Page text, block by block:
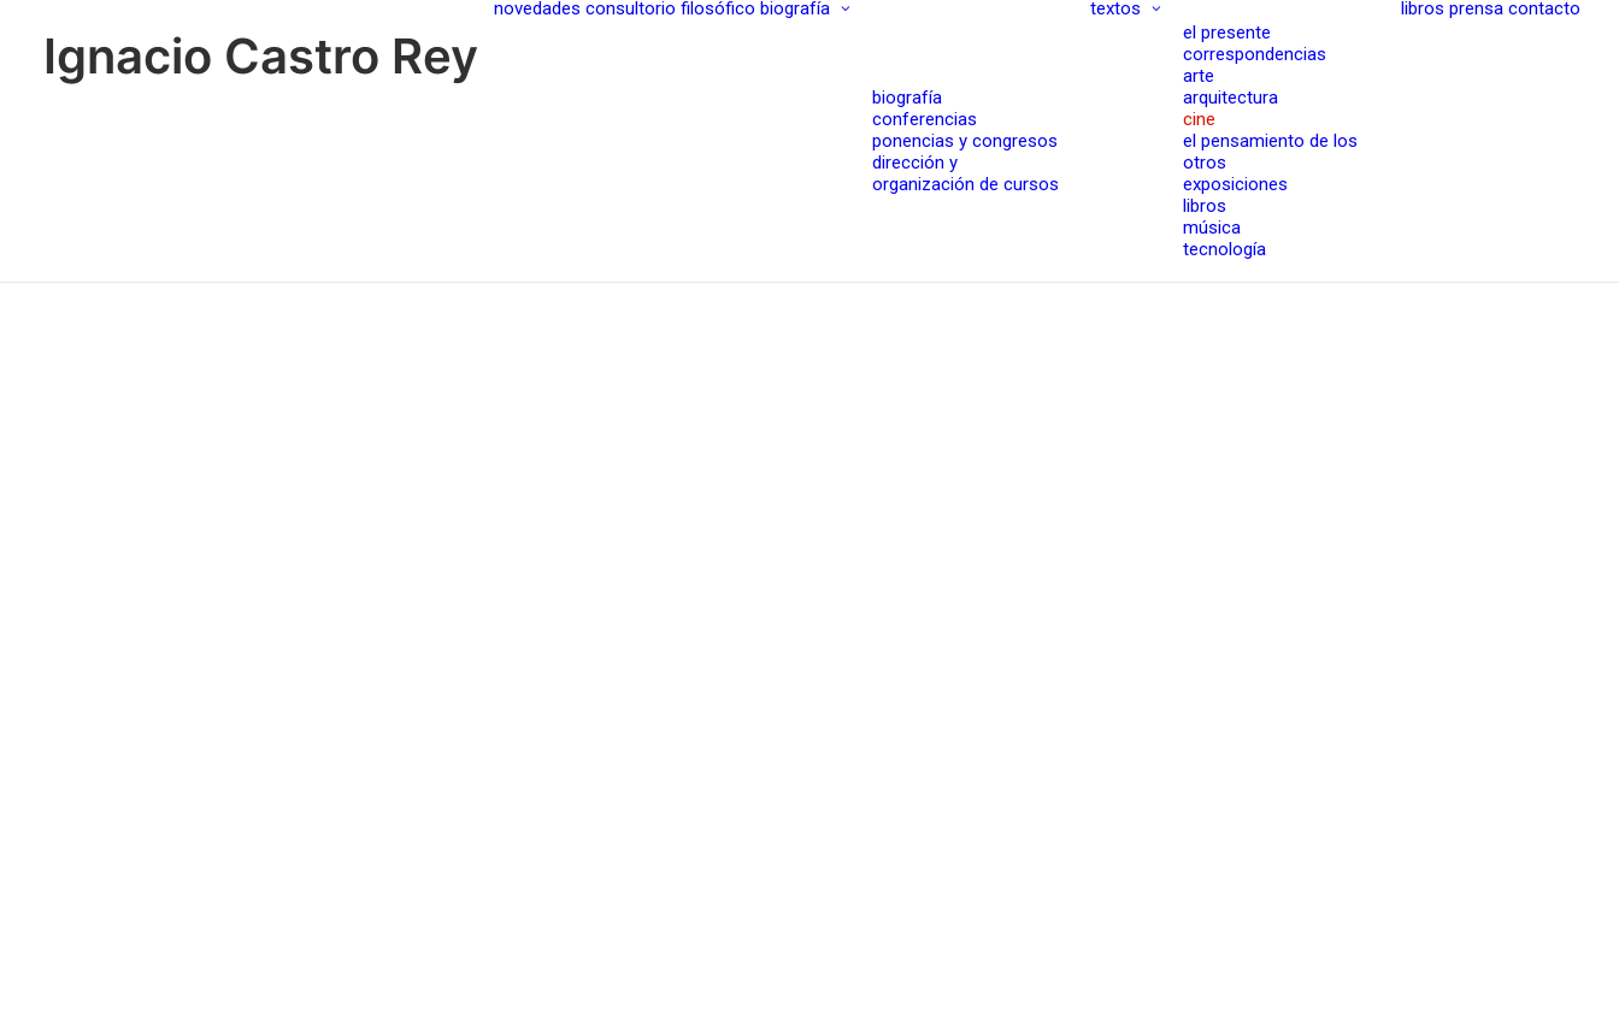
Ignacio Castro Rey
novedades consultorio filosófico biografía
biografía
conferencias
ponencias y congresos
dirección y
organización de cursos
textos
el presente
correspondencias
arte
arquitectura
cine
el pensamiento de los
otros
exposiciones
libros
música
tecnología
libros prensa contacto